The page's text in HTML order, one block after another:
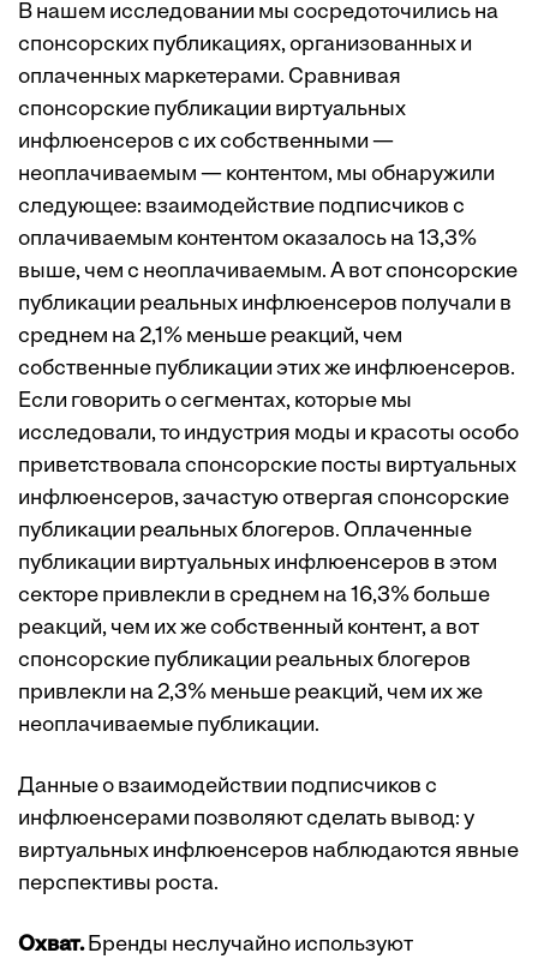
В нашем исследовании мы сосредоточились на
спонсорских публикациях, организованных и
оплаченных маркетерами. Сравнивая
спонсорские публикации виртуальных
инфлюенсеров с их собственными —
неоплачиваемым — контентом, мы обнаружили
следующее: взаимодействие подписчиков с
оплачиваемым контентом оказалось на 13,3%
выше, чем с неоплачиваемым. А вот спонсорские
публикации реальных инфлюенсеров получали в
среднем на 2,1% меньше реакций, чем
собственные публикации этих же инфлюенсеров.
Если говорить о сегментах, которые мы
исследовали, то индустрия моды и красоты особо
приветствовала спонсорские посты виртуальных
инфлюенсеров, зачастую отвергая спонсорские
публикации реальных блогеров. Оплаченные
публикации виртуальных инфлюенсеров в этом
секторе привлекли в среднем на 16,3% больше
реакций, чем их же собственный контент, а вот
спонсорские публикации реальных блогеров
привлекли на 2,3% меньше реакций, чем их же
неоплачиваемые публикации.
Данные о взаимодействии подписчиков с
инфлюенсерами позволяют сделать вывод: у
виртуальных инфлюенсеров наблюдаются явные
перспективы роста.
Охват.Бренды неслучайно используют